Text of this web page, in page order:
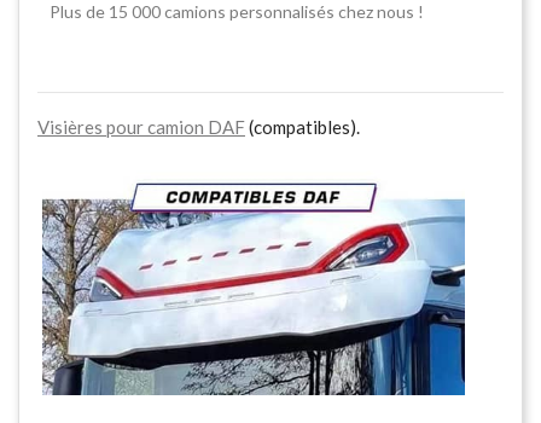
Plus de 15 000 camions personnalisés chez nous !
Visières pour camion DAF(compatibles).